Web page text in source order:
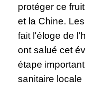
protéger ce
et la Chine.
fait l'éloge de
ont salué cet
étape
sanitaire locale